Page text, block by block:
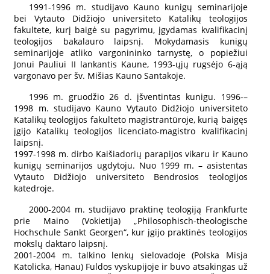
1991-1996 m. studijavo Kauno kunigų seminarijoje
bei Vytauto Didžiojo universiteto Katalikų teologijos
fakultete, kurį baigė su pagyrimu, įgydamas kvalifikacinį
teologijos bakalauro laipsnį. Mokydamasis kunigų
seminarijoje atliko vargonininko tarnystę, o popiežiui
Jonui Pauliui II lankantis Kaune, 1993-ųjų rugsėjo 6-ąją
vargonavo per šv. Mišias Kauno Santakoje.
1996 m. gruodžio 26 d. įšventintas kunigu. 1996-–
1998 m. studijavo Kauno Vytauto Didžiojo universiteto
Katalikų teologijos fakulteto magistrantūroje, kurią baigęs
įgijo Katalikų teologijos licenciato-magistro kvalifikacinį
laipsnį.
1997-1998 m. dirbo Kaišiadorių parapijos vikaru ir Kauno
kunigų seminarijos ugdytoju. Nuo 1999 m. – asistentas
Vytauto Didžiojo universiteto Bendrosios teologijos
katedroje.
2000-2004 m. studijavo praktinę teologiją Frankfurte
prie Maino (Vokietija) „Philosophisch-theologische
Hochschule Sankt Georgen“, kur įgijo praktinės teologijos
mokslų daktaro laipsnį.
2001-2004 m. talkino lenkų sielovadoje (Polska Misja
Katolicka, Hanau) Fuldos vyskupijoje ir buvo atsakingas už